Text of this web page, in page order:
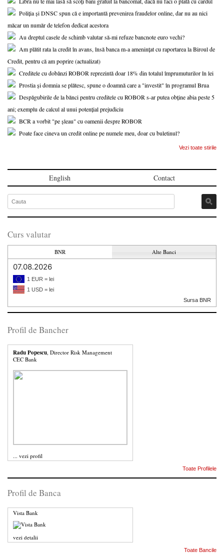
Poliția și DNSC spun că e importantă prevenirea fraudelor online, dar nu au nici
măcar un număr de telefon dedicat acestora
Au dreptul casele de schimb valutar să-mi refuze bancnote euro vechi?
Am plătit rata la credit în avans, însă banca m-a amenințat cu raportarea la Biroul de
Credit, pentru că am poprire (actualizat)
Creditele cu dobânzi ROBOR reprezintă doar 18% din totalul împrumuturilor în lei
Prostia și domnia se plătesc, spune o doamnă care a "investit" în programul Brua
Despăgubirile de la bănci pentru creditele cu ROBOR s-ar putea obține abia peste 5
ani; exemplu de calcul al unui potențial prejudiciu
BCR a vorbit "pe șleau" cu oamenii despre ROBOR
Poate face cineva un credit online pe numele meu, doar cu buletinul?
Vezi toate stirile
English Contact
Curs valutar
BNR Alte Banci
07.08.2026
1 EUR = lei
1 USD = lei
Sursa BNR
Profil de Bancher
Radu Popescu, Director Risk Management
CEC Bank
... vezi profil
Toate Profilele
Profil de Banca
Vista Bank
vezi detalii
Toate Bancile